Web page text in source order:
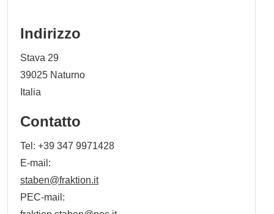
Indirizzo
Stava 29
39025 Naturno
Italia
Contatto
Tel: +39 347 9971428
E-mail:
staben@fraktion.it
PEC-mail: